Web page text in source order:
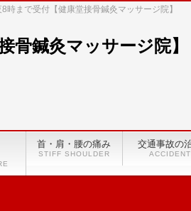
まで受付【健康堂接骨鍼灸マッサージ院】
首・肩・腰の痛み
STIFF SHOULDER
交通事故の
ACCIDENT